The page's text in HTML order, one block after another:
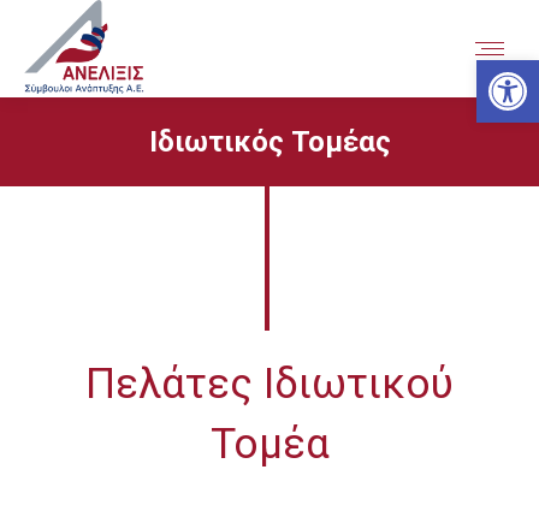
Ιδιωτικός Τομέας
Πελάτες Ιδιωτικού
Τομέα